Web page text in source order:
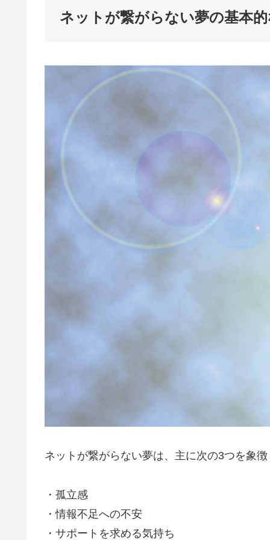
ネットが繋がらない夢の基本
ネットが繋がらない夢は、主に次の3つを象
・孤立感
・情報不足への不安
・サポートを求める気持ち